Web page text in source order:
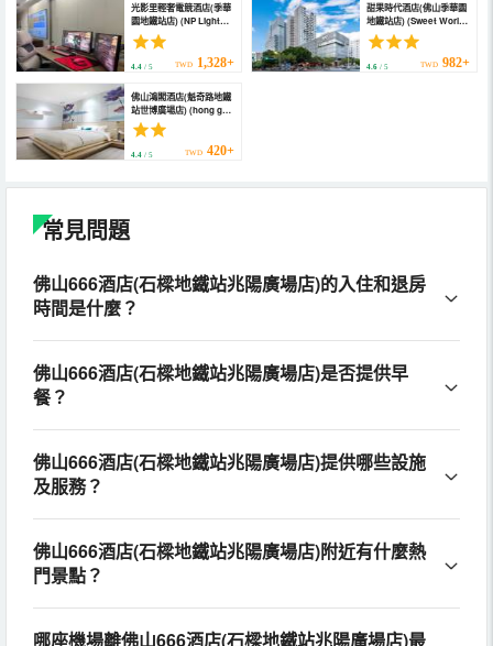
光影里輕奢電競酒店(季華
園地鐵站店) (NP Light
Luxury E-sports Hotel
(Jihua Road))
4.4 / 5 TWD 1,328+
甜果時代酒店(佛山季華園
地鐵站店) (Sweet World
Hotel (Foshan
Jihuayuan, Zumiao))
4.6/ 5 TWD 982+
佛山鴻閣酒店(魁奇路地鐵
站世博廣場店) (hong ge
hotel)
4.4 / 5 TWD 420+
常見問題
佛山666酒店(石樑地鐵站兆陽廣場店)的入住和退房
時間是什麼？
佛山666酒店(石樑地鐵站兆陽廣場店)是否提供早
餐？
佛山666酒店(石樑地鐵站兆陽廣場店)提供哪些設施
及服務？
佛山666酒店(石樑地鐵站兆陽廣場店)附近有什麼熱
門景點？
哪座機場離佛山666酒店(石樑地鐵站兆陽廣場店)最